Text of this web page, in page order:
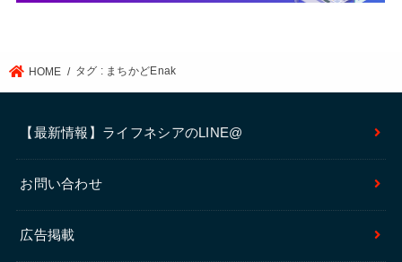
HOME タグ : まちかどEnak
【最新情報】ライフネシアのLINE@
お問い合わせ
広告掲載